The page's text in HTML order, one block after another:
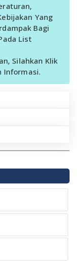
Yang
Bagi
List
Silahkan Klik
Informasi.